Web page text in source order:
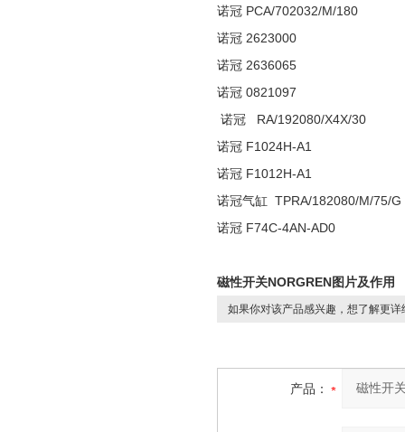
诺冠 PCA/702032/M/180
诺冠 2623000
诺冠 2636065
诺冠 0821097
诺冠 RA/192080/X4X/30
诺冠 F1024H-A1
诺冠 F1012H-A1
诺冠气缸 TPRA/182080/M/75/G
诺冠 F74C-4AN-AD0
磁性开关NORGREN图片及作用
如果你对该产品感兴趣，想了解更详
产品：